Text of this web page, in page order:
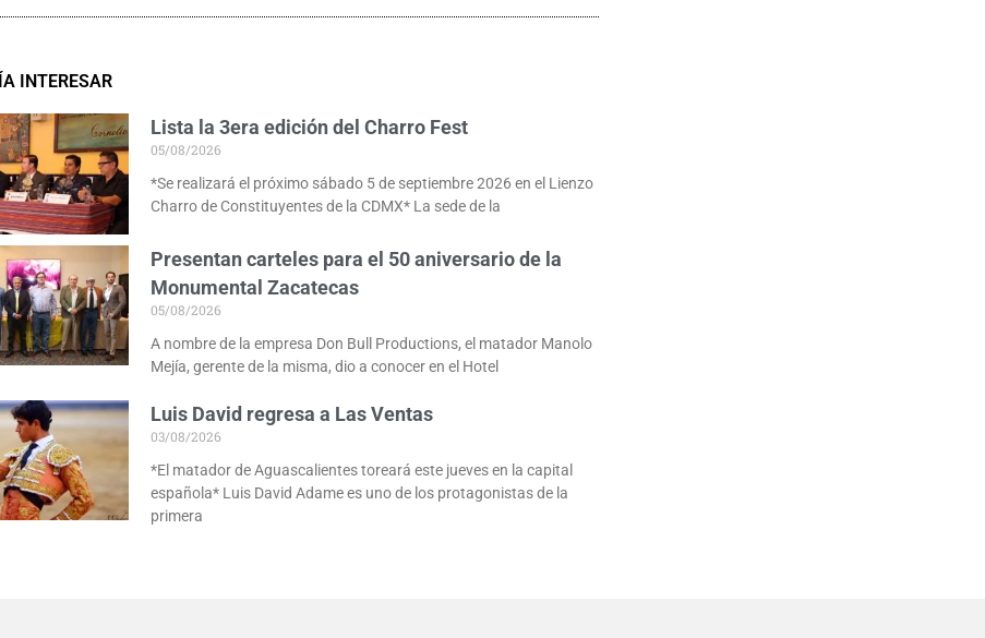
INTERESAR
Lista la 3era edición del Charro Fest
05/08/2026
*Se realizará el próximo sábado 5 de septiembre 2026 en el Lienzo
Charro de Constituyentes de la CDMX* La sede de la
Presentan carteles para el 50 aniversario de la
Monumental Zacatecas
05/08/2026
A nombre de la empresa Don Bull Productions, el matador Manolo
Mejía, gerente de la misma, dio a conocer en el Hotel
Luis David regresa a Las Ventas
03/08/2026
*El matador de Aguascalientes toreará este jueves en la capital
española* Luis David Adame es uno de los protagonistas de la
primera